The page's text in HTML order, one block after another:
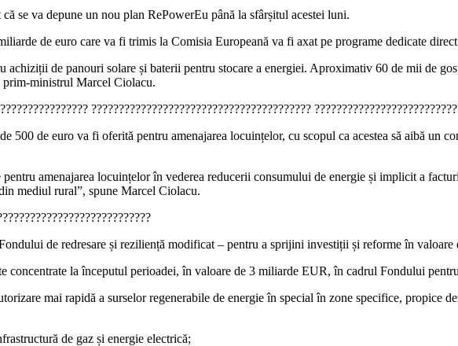
se va depune un nou plan RePowerEu până la sfârșitul acestei luni.
de euro care va fi trimis la Comisia Europeană va fi axat pe programe dedicate
achiziții de panouri solare și baterii pentru stocare a energiei. Aproximativ 60 de mii de
ministrul Marcel Ciolacu.
????????????????????????????????????????
500 de euro va fi oferită pentru amenajarea locuințelor, cu scopul ca acestea să aibă un
amenajarea locuințelor în vederea reducerii consumului de energie și implicit a
mediul rural”, spune Marcel Ciolacu.
de redresare și reziliență modificat – pentru a sprijini investiții și reforme în valoare
concentrate la începutul perioadei, în valoare de 3 miliarde EUR, în cadrul Fondului
mai rapidă a surselor regenerabile de energie în special în zone specifice, propice
de gaz și energie electrică;